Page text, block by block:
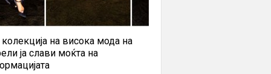
на висока мода на
ја слави моќта на